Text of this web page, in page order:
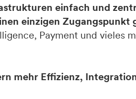
einfach und
einzigen Zugangspunkt
Payment und vieles
mehr Effizienz,